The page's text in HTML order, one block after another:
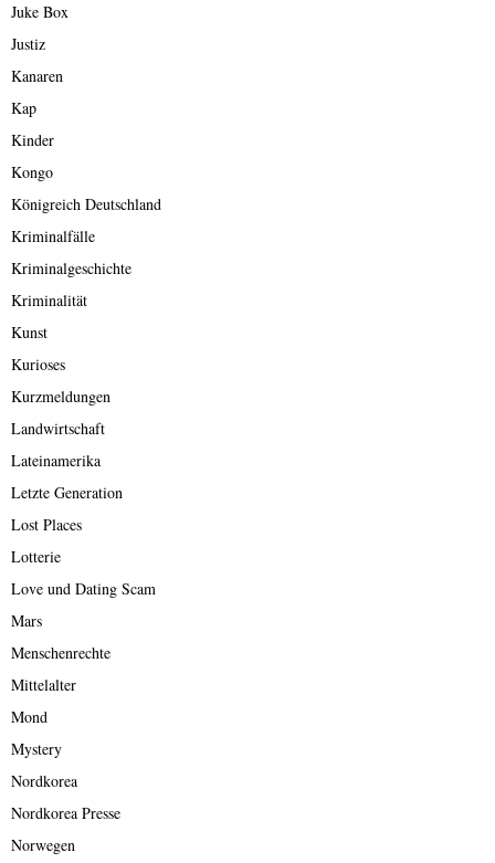
Juke Box
Justiz
Kanaren
Kap
Kinder
Kongo
Königreich Deutschland
Kriminalfälle
Kriminalgeschichte
Kriminalität
Kunst
Kurioses
Kurzmeldungen
Landwirtschaft
Lateinamerika
Letzte Generation
Lost Places
Lotterie
Love und Dating Scam
Mars
Menschenrechte
Mittelalter
Mond
Mystery
Nordkorea
Nordkorea Presse
Norwegen